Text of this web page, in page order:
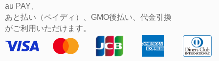
au PAY、
あと払い（ペイディ）、GMO後払い、代金引換
がご利用いただけます。